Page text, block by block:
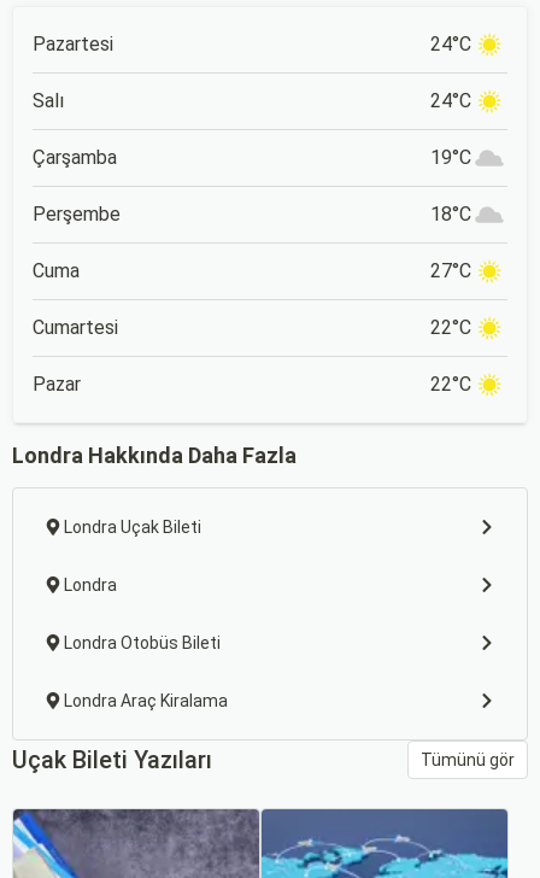
Pazartesi 24°C
Salı 24°C
Çarşamba 19°C
Perşembe 18°C
Cuma 27°C
Cumartesi 22°C
Pazar 22°C
Londra Hakkında Daha Fazla
Londra Uçak Bileti
Londra
Londra Otobüs Bileti
Londra Araç Kiralama
Uçak Bileti Yazıları Tümünü gör